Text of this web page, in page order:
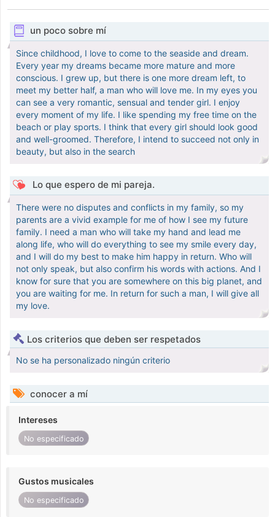
un poco sobre mí
Since childhood, I love to come to the seaside and dream.
Every year my dreams became more mature and more
conscious. I grew up, but there is one more dream left, to
meet my better half, a man who will love me. In my eyes you
can see a very romantic, sensual and tender girl. I enjoy
every moment of my life. I like spending my free time on the
beach or play sports. I think that every girl should look good
and well-groomed. Therefore, I intend to succeed not only in
beauty, but also in the search
Lo que espero de mi pareja.
There were no disputes and conflicts in my family, so my
parents are a vivid example for me of how I see my future
family. I need a man who will take my hand and lead me
along life, who will do everything to see my smile every day,
and I will do my best to make him happy in return. Who will
not only speak, but also confirm his words with actions. And I
know for sure that you are somewhere on this big planet, and
you are waiting for me. In return for such a man, I will give all
my love.
Los criterios que deben ser respetados
No se ha personalizado ningún criterio
conocer a mí
Intereses
No especificado
Gustos musicales
No especificado